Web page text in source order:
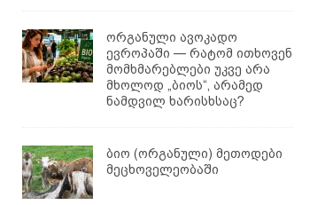
ორგანული ავოკადო
ევროპაში — რატომ ითხოვენ
მომხმარებლები უკვე არა
მხოლოდ „ბიოს“, არამედ
ნამდვილ ხარისხსაც?
ბიო (ორგანული) მეთოდები
მეცხოველეობაში